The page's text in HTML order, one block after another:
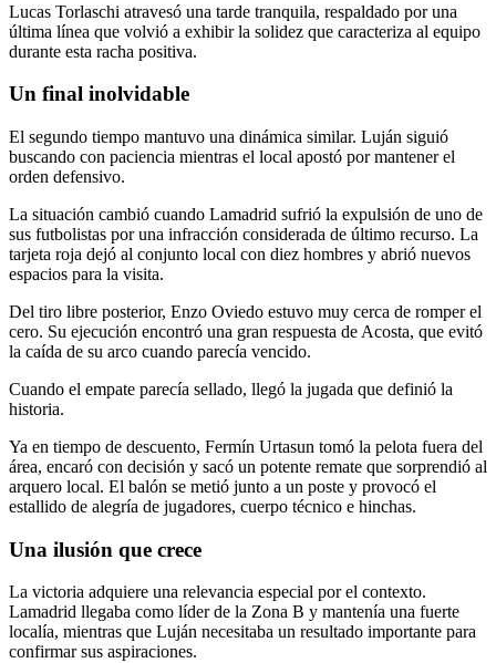
Lucas Torlaschi atravesó una tarde tranquila, respaldado por una
última línea que volvió a exhibir la solidez que caracteriza al equipo
durante esta racha positiva.
Un final inolvidable
El segundo tiempo mantuvo una dinámica similar. Luján siguió
buscando con paciencia mientras el local apostó por mantener el
orden defensivo.
La situación cambió cuando Lamadrid sufrió la expulsión de uno de
sus futbolistas por una infracción considerada de último recurso. La
tarjeta roja dejó al conjunto local con diez hombres y abrió nuevos
espacios para la visita.
Del tiro libre posterior, Enzo Oviedo estuvo muy cerca de romper el
cero. Su ejecución encontró una gran respuesta de Acosta, que evitó
la caída de su arco cuando parecía vencido.
Cuando el empate parecía sellado, llegó la jugada que definió la
historia.
Ya en tiempo de descuento, Fermín Urtasun tomó la pelota fuera del
área, encaró con decisión y sacó un potente remate que sorprendió al
arquero local. El balón se metió junto a un poste y provocó el
estallido de alegría de jugadores, cuerpo técnico e hinchas.
Una ilusión que crece
La victoria adquiere una relevancia especial por el contexto.
Lamadrid llegaba como líder de la Zona B y mantenía una fuerte
localía, mientras que Luján necesitaba un resultado importante para
confirmar sus aspiraciones.